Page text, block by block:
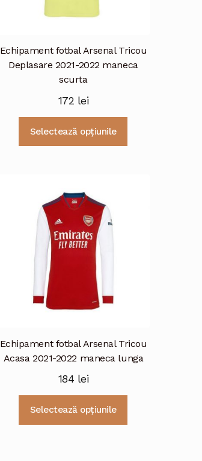
Echipament fotbal Arsenal Tricou
Deplasare 2021-2022 maneca
scurta
172 lei
Selectează opțiunile
Echipament fotbal Arsenal Tricou
Acasa 2021-2022 maneca lunga
184 lei
Selectează opțiunile